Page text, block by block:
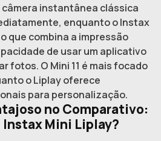
câmera instantânea clássica
enquanto o Instax
que combina a impressão
de usar um aplicativo
fotos. O Mini 11 é mais focado
o Liplay oferece
para personalização.
no Comparativo:
Instax Mini Liplay?